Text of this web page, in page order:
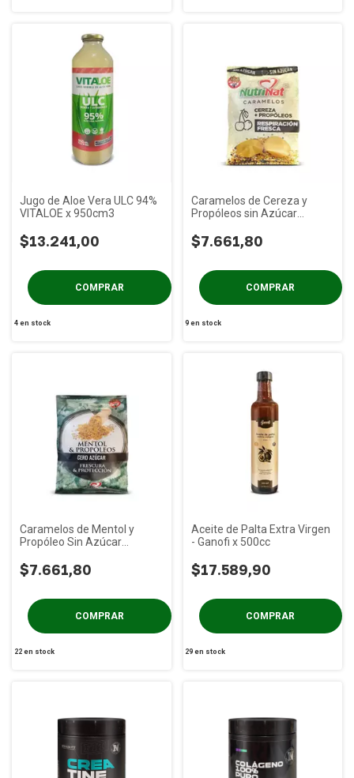
Jugo de Aloe Vera ULC 94%
VITALOE x 950cm3
$13.241,00
4en stock
Caramelos de Cereza y
Propóleos sin Azúcar
$7.661,80
9 en stock
Caramelos de Mentol y
Propóleo Sin Azúcar
$7.661,80
22en stock
Aceite de Palta Extra Virgen
- Ganofi x 500cc
$17.589,90
29 en stock